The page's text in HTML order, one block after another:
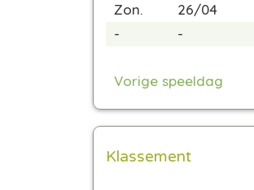
Zon.
26/04
-
-
Vorige speeldag
Klassement